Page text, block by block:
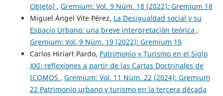
Objeto) , Gremium: Vol. 9 Núm. 18 (2022): Gremium 18
Miguel Ángel Vite Pérez, La Desigualdad social y su
Espacio Urbano: una breve interpretación teórica ,
Gremium: Vol. 9 Núm. 19 (2022): Gremium 19
Carlos Hiriart Pardo, Patrimonio y Turismo en el Siglo
XXI: reflexiones a partir de las Cartas Doctrinales de
ICOMOS , Gremium: Vol. 11 Núm. 22 (2024): Gremium
22 Patrimonio urbano y turismo en la tercera década